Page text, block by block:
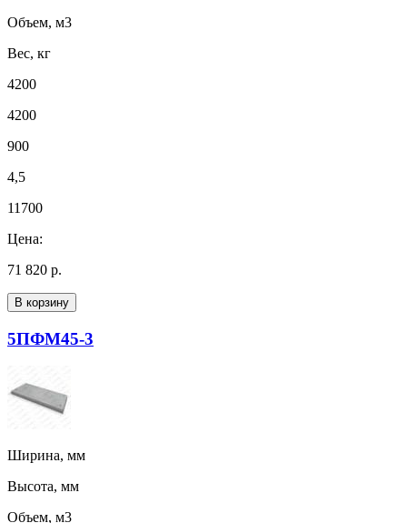
Объем, м3
Вес, кг
4200
4200
900
4,5
11700
Цена:
71 820 р.
В корзину
5ПФМ45-3
Ширина, мм
Высота, мм
Объем, м3